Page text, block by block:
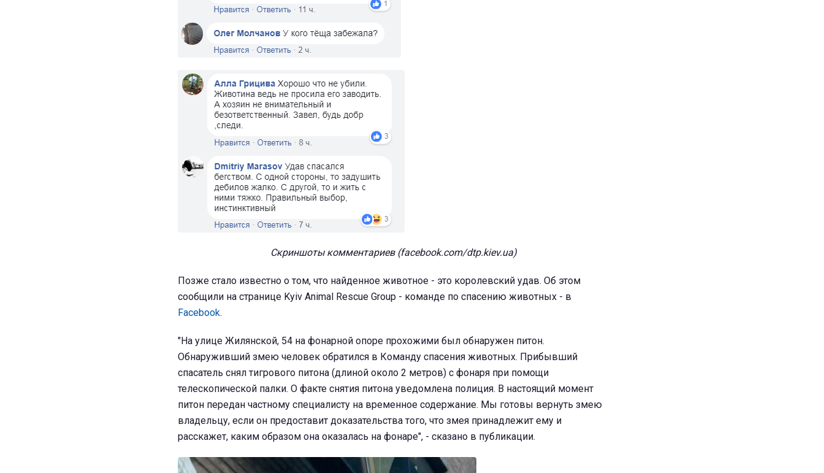
Скриншоты комментариев (facebook.com/dtp.kiev.ua)
Позже стало известно о том, что найденное животное - это королевский удав. Об этом
сообщили на странице Kyiv Animal Rescue Group - команде по спасению животных - в
Facebook.
"На улице Жилянской, 54 на фонарной опоре прохожими был обнаружен питон.
Обнаруживший змею человек обратился в Команду спасения животных. Прибывший
спасатель снял тигрового питона (длиной около 2 метров) с фонаря при помощи
телескопической палки. О факте снятия питона уведомлена полиция. В настоящий момент
питон передан частному специалисту на временное содержание. Мы готовы вернуть змею
владельцу, если он предоставит доказательства того, что змея принадлежит ему и
расскажет, каким образом она оказалась на фонаре", - сказано в публикации.